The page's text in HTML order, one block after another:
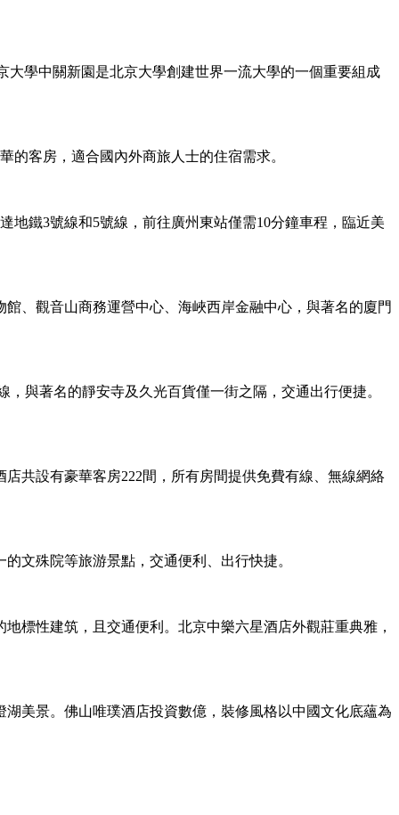
學中關新園是北京大學創建世界一流大學的一個重要組成
的客房，適合國內外商旅人士的住宿需求。
地鐵3號線和5號線，前往廣州東站僅需10分鐘車程，臨近美
、觀音山商務運營中心、海峽西岸金融中心，與著名的廈門
與著名的靜安寺及久光百貨僅一街之隔，交通出行便捷。
共設有豪華客房222間，所有房間提供免費有線、無線網絡
文殊院等旅游景點，交通便利、出行快捷。
標性建筑，且交通便利。北京中樂六星酒店外觀莊重典雅，
美景。佛山唯璞酒店投資數億，裝修風格以中國文化底蘊為